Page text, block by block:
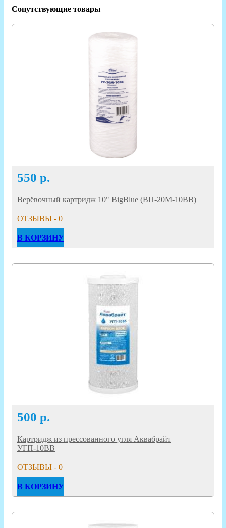
Сопутствующие товары
550 р.
Верёвочный картридж 10" BigBlue (ВП-20М-10BB)
ОТЗЫВЫ - 0
В КОРЗИНУ
500 р.
Картридж из прессованного угля Аквабрайт
УГП-10ВВ
ОТЗЫВЫ - 0
В КОРЗИНУ